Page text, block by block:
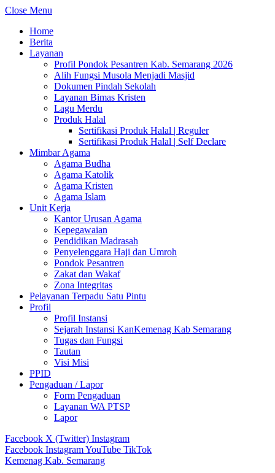
Close Menu
Home
Berita
Layanan
Profil Pondok Pesantren Kab. Semarang 2026
Alih Fungsi Musola Menjadi Masjid
Dokumen Pindah Sekolah
Layanan Bimas Kristen
Lagu Merdu
Produk Halal
Sertifikasi Produk Halal | Reguler
Sertifikasi Produk Halal | Self Declare
Mimbar Agama
Agama Budha
Agama Katolik
Agama Kristen
Agama Islam
Unit Kerja
Kantor Urusan Agama
Kepegawaian
Pendidikan Madrasah
Penyelenggara Haji dan Umroh
Pondok Pesantren
Zakat dan Wakaf
Zona Integritas
Pelayanan Terpadu Satu Pintu
Profil
Profil Instansi
Sejarah Instansi KanKemenag Kab Semarang
Tugas dan Fungsi
Tautan
Visi Misi
PPID
Pengaduan / Lapor
Form Pengaduan
Layanan WA PTSP
Lapor
Facebook X (Twitter) Instagram
Facebook InstagramYouTube TikTok
Kemenag Kab. Semarang